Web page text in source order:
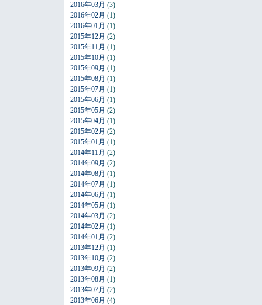
2016年03月 (3)
2016年02月 (1)
2016年01月 (1)
2015年12月 (2)
2015年11月 (1)
2015年10月 (1)
2015年09月 (1)
2015年08月 (1)
2015年07月 (1)
2015年06月 (1)
2015年05月 (2)
2015年04月 (1)
2015年02月 (2)
2015年01月 (1)
2014年11月 (2)
2014年09月 (2)
2014年08月 (1)
2014年07月 (1)
2014年06月 (1)
2014年05月 (1)
2014年03月 (2)
2014年02月 (1)
2014年01月 (2)
2013年12月 (1)
2013年10月 (2)
2013年09月 (2)
2013年08月 (1)
2013年07月 (2)
2013年06月 (4)